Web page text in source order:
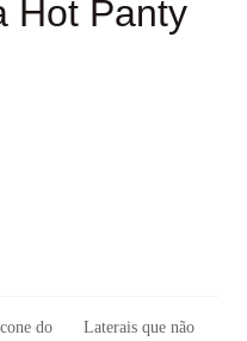
Hot Panty
Laterais que não